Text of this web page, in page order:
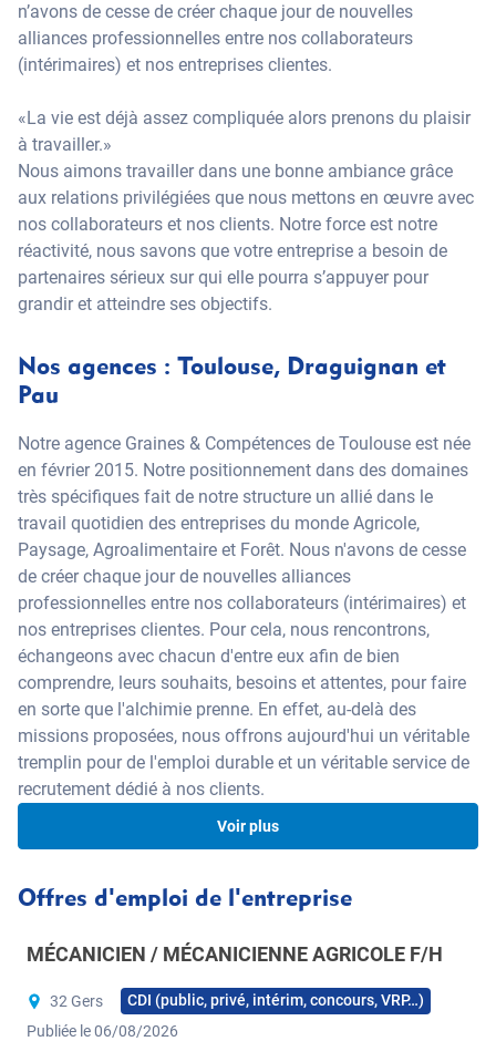
n’avons de cesse de créer chaque jour de nouvelles
alliances professionnelles entre nos collaborateurs
(intérimaires) et nos entreprises clientes.
«La vie est déjà assez compliquée alors prenons du plaisir
à travailler.»
Nous aimons travailler dans une bonne ambiance grâce
aux relations privilégiées que nous mettons en œuvre avec
nos collaborateurs et nos clients. Notre force est notre
réactivité, nous savons que votre entreprise a besoin de
partenaires sérieux sur qui elle pourra s’appuyer pour
grandir et atteindre ses objectifs.
Nos agences : Toulouse, Draguignan et
Pau
Notre agence Graines & Compétences de Toulouse est née
en février 2015. Notre positionnement dans des domaines
très spécifiques fait de notre structure un allié dans le
travail quotidien des entreprises du monde Agricole,
Paysage, Agroalimentaire et Forêt. Nous n'avons de cesse
de créer chaque jour de nouvelles alliances
professionnelles entre nos collaborateurs (intérimaires) et
nos entreprises clientes. Pour cela, nous rencontrons,
échangeons avec chacun d'entre eux afin de bien
comprendre, leurs souhaits, besoins et attentes, pour faire
en sorte que l'alchimie prenne. En effet, au-delà des
missions proposées, nous offrons aujourd'hui un véritable
tremplin pour de l'emploi durable et un véritable service de
recrutement dédié à nos clients.
Voir plus
Être candidat chez nous
cabinet de recrutement étant spécialisé, il peut vous offrir
une multiplicité d’offres dans vos domaines de
compétences, dans votre région ou sur toute la France si
vous le souhaitez. Il y a forcément une offre qui vous
Offres d'emploi de l'entreprise
MÉCANICIEN / MÉCANICIENNE AGRICOLE F/H
32 Gers
CDI (public, privé, intérim, concours, VRP…)
Publiée le 06/08/2026